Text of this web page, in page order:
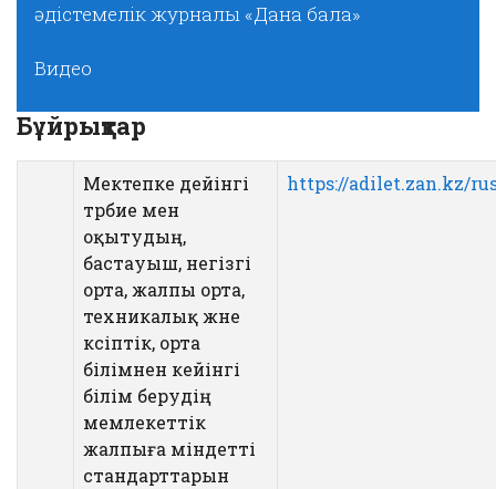
әдістемелік журналы «Дана бала»
Видео
Бұйрықтар
Мектепке дейінгі
тәрбие мен
оқытудың,
бастауыш, негізгі
орта, жалпы орта,
техникалық және
кәсіптік, орта
білімнен кейінгі
білім берудің
мемлекеттік
жалпыға міндетті
стандарттарын
https://adilet.zan.kz/